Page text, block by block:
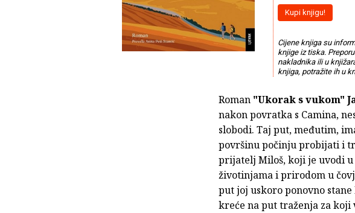
Kupi knjigu!
Cijene knjiga su
knjige iz tiska.
nakladnika ili u
knjiga, potražite ih u
Roman "Ukorak s vukom"
nakon povratka s Camina,
slobodi. Taj put, međutim,
površinu počinju probijati i
prijatelj Miloš, koji je uvodi
životinjama i prirodom u
put joj uskoro ponovno
kreće na put traženja za